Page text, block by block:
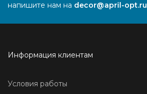
напишите нам на decor@april-opt.ru
Информация клиентам
Условия работы